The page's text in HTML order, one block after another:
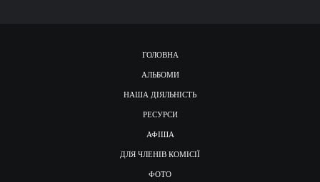
ГОЛОВНА
АЛЬБОМИ
НАША ДІЯЛЬНІСТЬ
РЕСУРСИ
АФІША
ДЛЯ ЧЛЕНІВ КОМІСІЇ
ФОТО